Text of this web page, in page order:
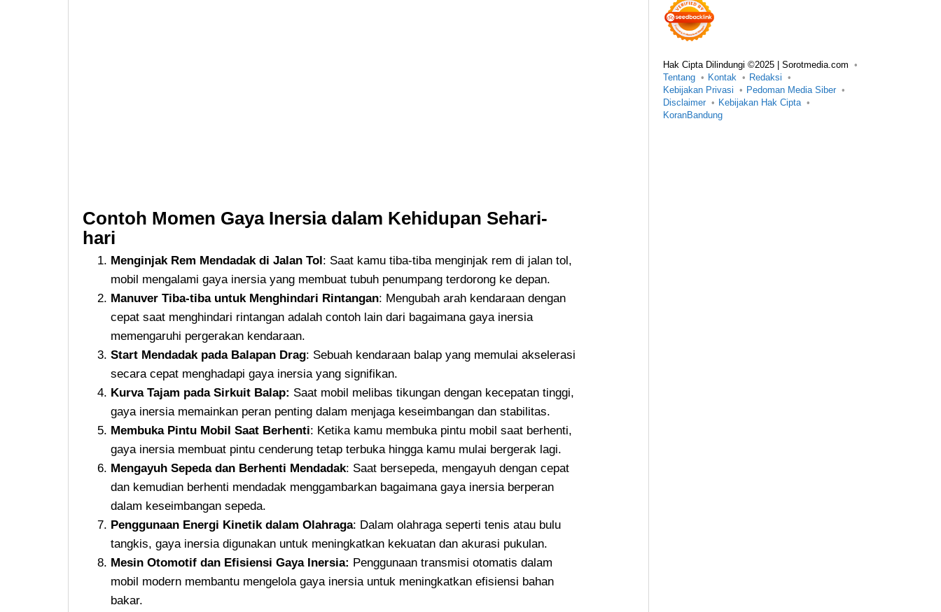
Contoh Momen Gaya Inersia dalam Kehidupan Sehari-
hari
Menginjak Rem Mendadak di Jalan Tol: Saat kamu tiba-tiba menginjak rem di jalan tol,
mobil mengalami gaya inersia yang membuat tubuh penumpang terdorong ke depan.
Manuver Tiba-tiba untuk Menghindari Rintangan: Mengubah arah kendaraan dengan
cepat saat menghindari rintangan adalah contoh lain dari bagaimana gaya inersia
memengaruhi pergerakan kendaraan.
Start Mendadak pada Balapan Drag: Sebuah kendaraan balap yang memulai akselerasi
secara cepat menghadapi gaya inersia yang signifikan.
Kurva Tajam pada Sirkuit Balap: Saat mobil melibas tikungan dengan kecepatan tinggi,
gaya inersia memainkan peran penting dalam menjaga keseimbangan dan stabilitas.
Membuka Pintu Mobil Saat Berhenti: Ketika kamu membuka pintu mobil saat berhenti,
gaya inersia membuat pintu cenderung tetap terbuka hingga kamu mulai bergerak lagi.
Mengayuh Sepeda dan Berhenti Mendadak: Saat bersepeda, mengayuh dengan cepat
dan kemudian berhenti mendadak menggambarkan bagaimana gaya inersia berperan
dalam keseimbangan sepeda.
Penggunaan Energi Kinetik dalam Olahraga: Dalam olahraga seperti tenis atau bulu
tangkis, gaya inersia digunakan untuk meningkatkan kekuatan dan akurasi pukulan.
Mesin Otomotif dan Efisiensi Gaya Inersia: Penggunaan transmisi otomatis dalam
mobil modern membantu mengelola gaya inersia untuk meningkatkan efisiensi bahan
bakar.
Hak Cipta Dilindungi ©2025 | Sorotmedia.com
Tentang
Kontak
Redaksi
Kebijakan Privasi
Pedoman Media Siber
Disclaimer
Kebijakan Hak Cipta
KoranBandung